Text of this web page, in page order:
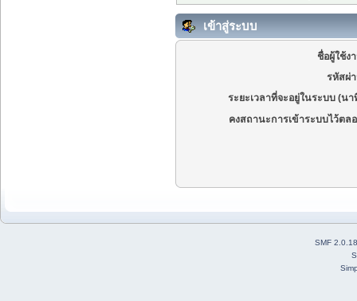
เข้าสู่ระบบ
ชื่อผู้ใช้ง
รหัสผ่
ระยะเวลาที่จะอยู่ในระบบ (นา
คงสถานะการเข้าระบบไว้ตล
SMF 2.0.18